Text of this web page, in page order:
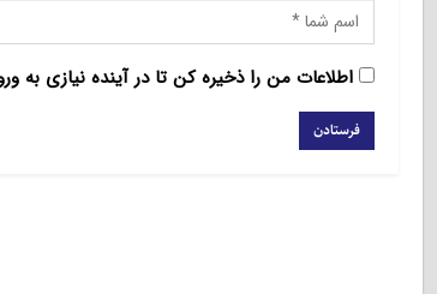
اطلاعات من را ذخیره کن تا در آینده نیازی به